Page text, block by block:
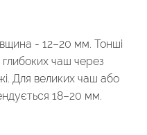
- 12–20 мм. Тонші
чаш через
Для великих чаш або
18–20 мм.